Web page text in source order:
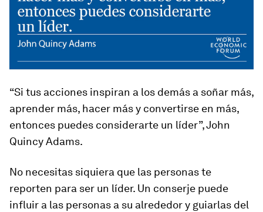
“Si tus acciones inspiran a los demás a soñar más,
aprender más, hacer más y convertirse en más,
entonces puedes considerarte un líder”, John
Quincy Adams.
No necesitas siquiera que las personas te
reporten para ser un líder. Un conserje puede
influir a las personas a su alrededor y guiarlas del